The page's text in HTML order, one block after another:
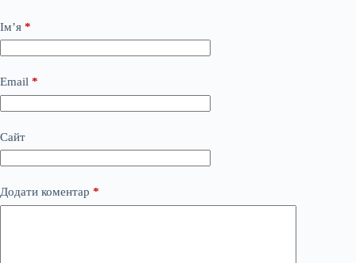
Ім’я *
Email *
Сайт
Додати коментар *